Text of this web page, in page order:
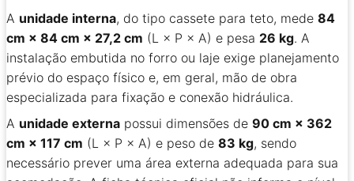
A unidade interna, do tipo cassete para teto, mede 84
cm × 84 cm × 27,2 cm (L × P × A) e pesa 26 kg. A
instalação embutida no forro ou laje exige planejamento
prévio do espaço físico e, em geral, mão de obra
especializada para fixação e conexão hidráulica.
A unidade externa possui dimensões de 90 cm × 362
cm × 117 cm (L × P × A) e peso de 83 kg, sendo
necessário prever uma área externa adequada para sua